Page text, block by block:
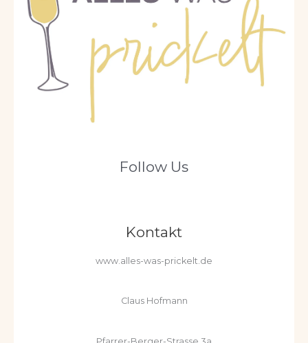
Follow Us
Kontakt
www.alles-was-prickelt.de
Claus Hofmann